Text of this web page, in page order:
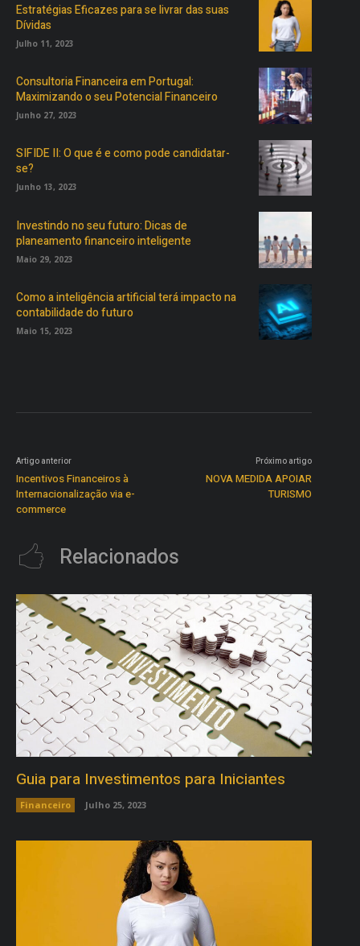
Estratégias Eficazes para se livrar das suas
Dívidas
Julho 11, 2023
Consultoria Financeira em Portugal:
Maximizando o seu Potencial Financeiro
Junho 27, 2023
SIFIDE II: O que é e como pode candidatar-
se?
Junho 13, 2023
Investindo no seu futuro: Dicas de
planeamento financeiro inteligente
Maio 29, 2023
Como a inteligência artificial terá impacto na
contabilidade do futuro
Maio 15, 2023
Artigo anterior
Incentivos Financeiros à
Internacionalização via e-
commerce
Próximo artigo
NOVA MEDIDA APOIAR
TURISMO
Relacionados
Guia para Investimentos para Iniciantes
Financeiro Julho 25, 2023